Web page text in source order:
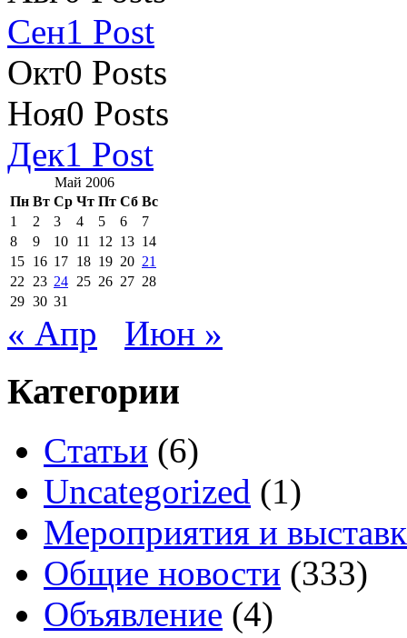
Сен1 Post
Окт0 Posts
Ноя0 Posts
Дек1 Post
Май 2006
Пн Вт Ср Чт Пт Сб Вс
1
2 3 4 5 6
7
8
9 10 11 12 13 14
15 16 17 18 19 20 21
22
23 24 25 26 27 28
29 30 31
« Апр Июн »
Категории
Cтатьи (6)
Uncategorized (1)
Мероприятия и
Общие новости (333)
Объявление (4)